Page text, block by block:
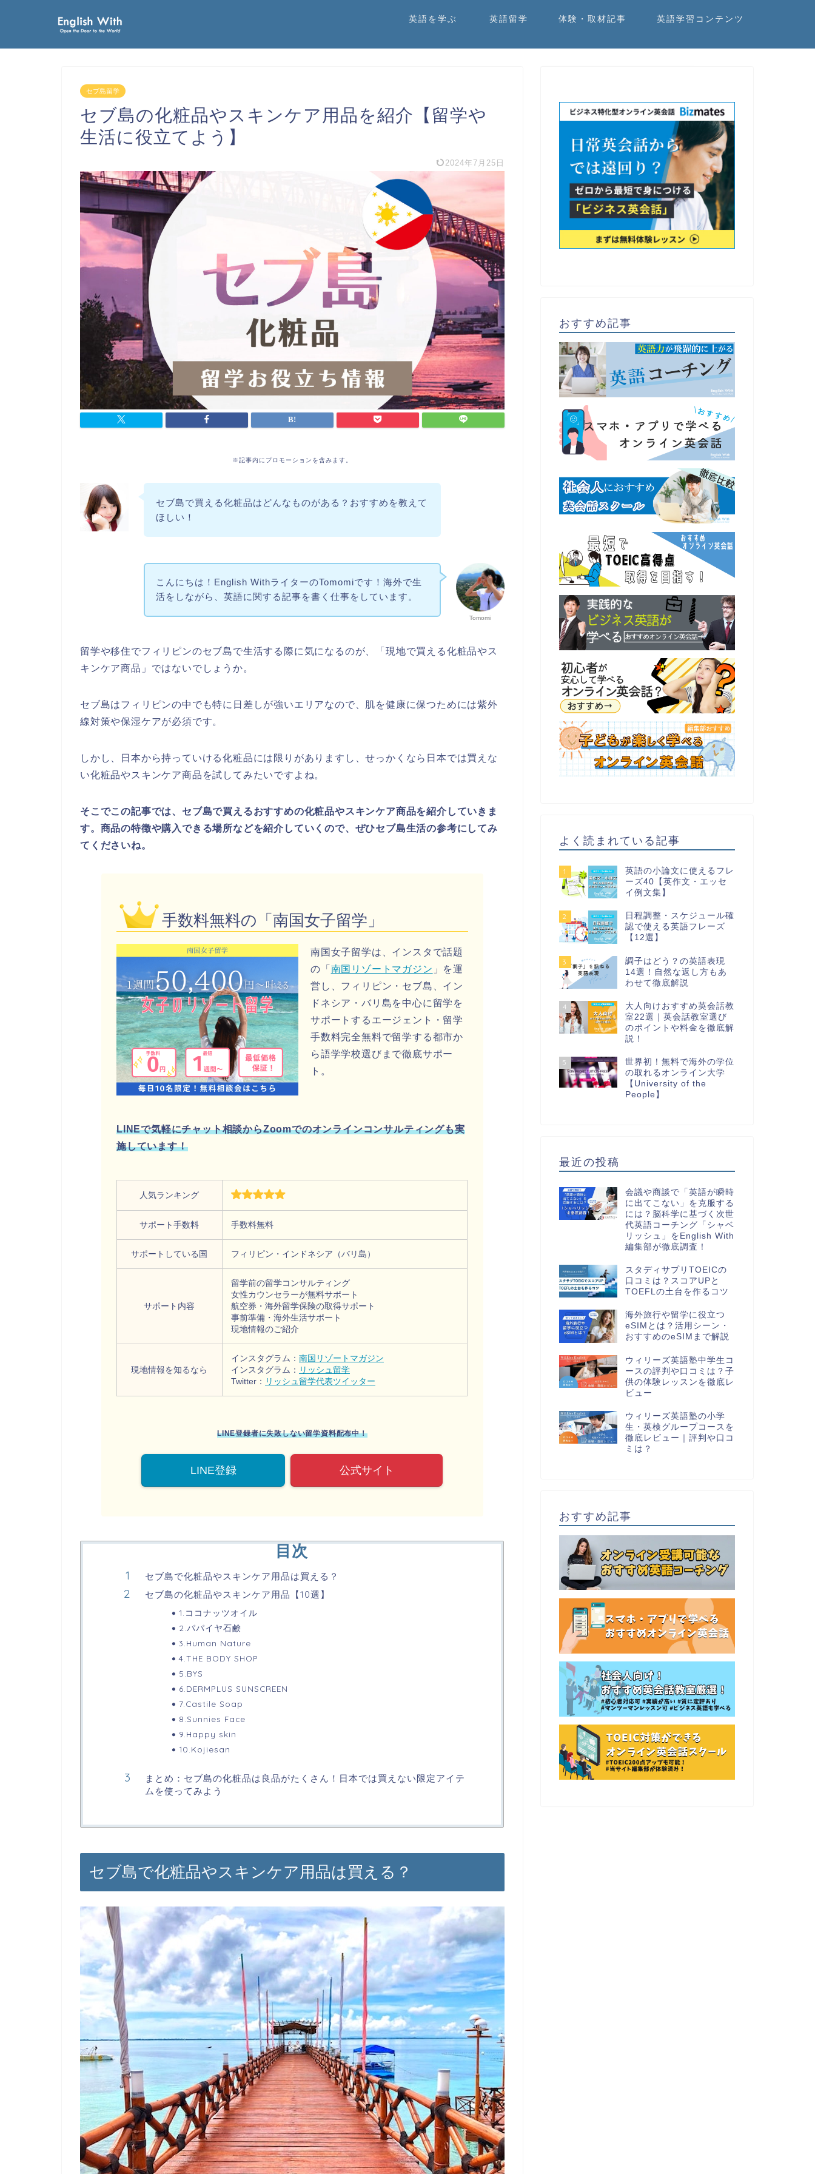
英語を学ぶ 英語留学 体験・取材記事 英語学習コンテンツ
セブ島留学
セブ島の化粧品やスキンケア用品を紹介【留学や
生活に役立てよう】
2024年7月25日
※記事内にプロモーションを含みます。
セブ島で買える化粧品はどんなものがある？おすすめを教えて
ほしい！
Tomomi
こんにちは！English WithライターのTomomiです！海外で生
活をしながら、英語に関する記事を書く仕事をしています。
留学や移住でフィリピンのセブ島で生活する際に気になるのが、「現地で買える化粧品やス
キンケア商品」ではないでしょうか。
セブ島はフィリピンの中でも特に日差しが強いエリアなので、肌を健康に保つためには紫外
線対策や保湿ケアが必須です。
しかし、日本から持っていける化粧品には限りがありますし、せっかくなら日本では買えな
い化粧品やスキンケア商品を試してみたいですよね。
そこでこの記事では、セブ島で買えるおすすめの化粧品やスキンケア商品を紹介していきま
す。商品の特徴や購入できる場所などを紹介していくので、ぜひセブ島生活の参考にしてみ
てくださいね。
手数料無料の「南国女子留学」
南国女子留学は、インスタで話題
の「 南国リゾートマガジン 」を運
営し、フィリピン・セブ島、イン
ドネシア・バリ島を中心に留学を
サポートするエージェント・留学
手数料完全無料で留学する都市か
ら語学学校選びまで徹底サポー
ト。
LINEで気軽にチャット相談からZoomでのオンラインコンサルティングも実
施しています！
人気ランキング
サポート手数料 手数料無料
サポートしている国 フィリピン・インドネシア（バリ島）
サポート内容
留学前の留学コンサルティング
女性カウンセラーが無料サポート
航空券・海外留学保険の取得サポート
事前準備・海外生活サポート
現地情報のご紹介
現地情報を知るなら
インスタグラム： 南国リゾートマガジン
インスタグラム： リッシュ留学
Twitter： リッシュ留学代表ツイッター
LINE登録者に失敗しない留学資料配布中！
LINE登録 公式サイト
目次
セブ島で化粧品やスキンケア用品は買える？
セブ島の化粧品やスキンケア用品【10選】
1.ココナッツオイル
2.パパイヤ石鹸
3.Human Nature
4.THE BODY SHOP
5.BYS
6.DERMPLUS SUNSCREEN
7.Castile Soap
8.Sunnies Face
9.Happy skin
10.Kojiesan
まとめ：セブ島の化粧品は良品がたくさん！日本では買えない限定アイテ
ムを使ってみよう
セブ島で化粧品やスキンケア用品は買える？
おすすめ記事
よく読まれている記事
1
英語の小論文に使えるフレ
ーズ40【英作文・エッセ
イ例文集】
2
日程調整・スケジュール確
認で使える英語フレーズ
【12選】
3
調子はどう？の英語表現
14選！自然な返し方もあ
わせて徹底解説
4
大人向けおすすめ英会話教
室22選｜英会話教室選び
のポイントや料金を徹底解
説！
5
世界初！無料で海外の学位
の取れるオンライン大学
【University of the
People】
最近の投稿
会議や商談で「英語が瞬時
に出てこない」を克服する
には？脳科学に基づく次世
代英語コーチング「シャベ
リッシュ」をEnglish With
編集部が徹底調査！
スタディサプリTOEICの
口コミは？スコアUPと
TOEFLの土台を作るコツ
海外旅行や留学に役立つ
eSIMとは？活用シーン・
おすすめのeSIMまで解説
ウィリーズ英語塾中学生コ
ースの評判や口コミは？子
供の体験レッスンを徹底レ
ビュー
ウィリーズ英語塾の小学
生・英検グループコースを
徹底レビュー｜評判や口コ
ミは？
おすすめ記事